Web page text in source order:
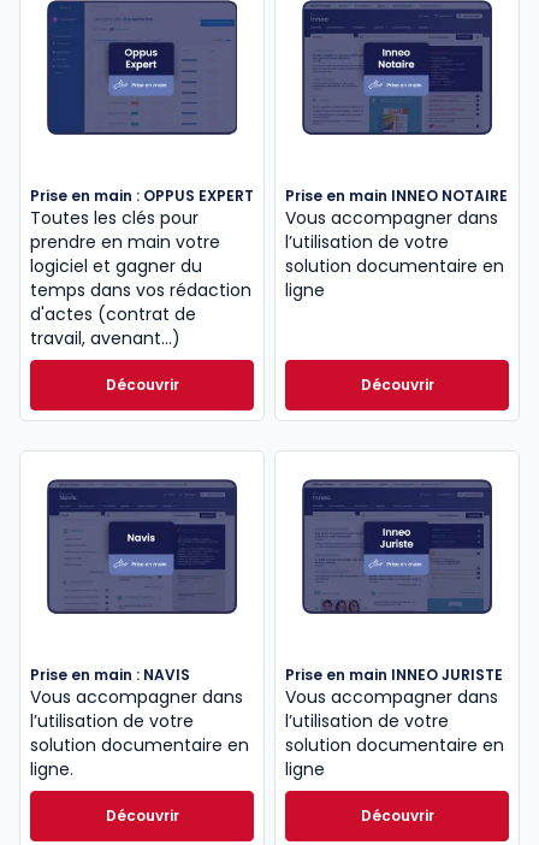
Prise en main : OPPUS EXPERT
Toutes les clés pour
prendre en main votre
logiciel et gagner du
temps dans vos rédaction
d'actes (contrat de
travail, avenant…)
Découvrir
Prise en main INNEO NOTAIRE
Vous accompagner dans
l’utilisation de votre
solution documentaire en
ligne
Découvrir
Prise en main : NAVIS
Vous accompagner dans
l’utilisation de votre
solution documentaire en
ligne.
Découvrir
Prise en main INNEO JURISTE
Vous accompagner dans
l’utilisation de votre
solution documentaire en
ligne
Découvrir